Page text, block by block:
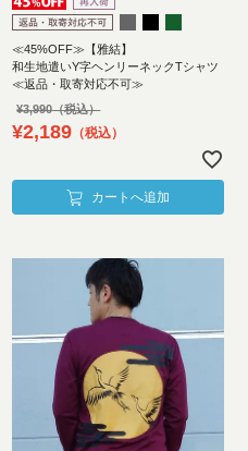
≪45%OFF≫【雅結】
和生地遣いY字ヘンリーネックTシャツ
≪返品・取寄対応不可≫
¥3,990
¥2,189 税込
カートへ追加